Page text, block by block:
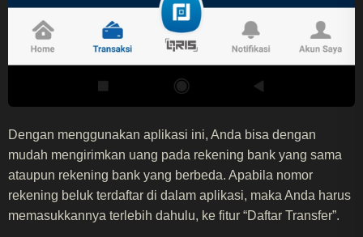
Dengan menggunakan aplikasi ini, Anda bisa dengan
mudah mengirimkan uang pada rekening bank yang sama
ataupun rekening bank yang berbeda. Apabila nomor
rekening beluk terdaftar di dalam aplikasi, maka Anda harus
memasukkannya terlebih dahulu, ke fitur “Daftar Transfer”.